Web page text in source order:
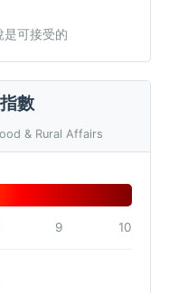
是可接受的
數
& Rural Affairs
9 10